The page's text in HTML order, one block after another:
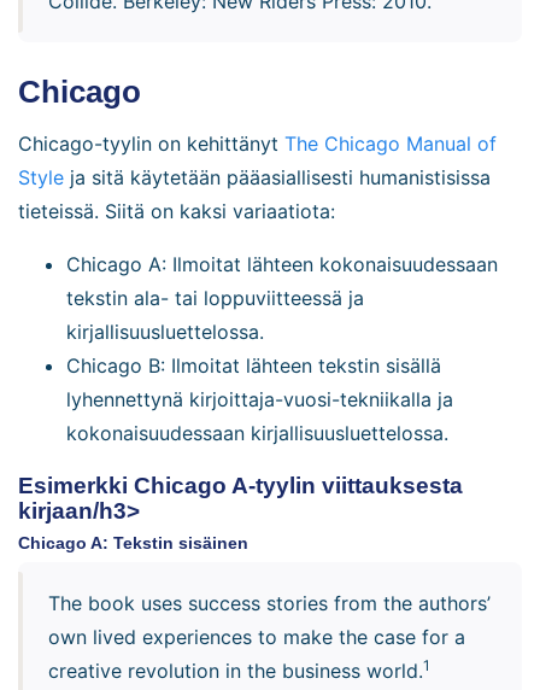
Chicago
Chicago-tyylin on kehittänyt The Chicago Manual of
Style ja sitä käytetään pääasiallisesti humanistisissa
tieteissä. Siitä on kaksi variaatiota:
Chicago A: Ilmoitat lähteen kokonaisuudessaan
tekstin ala- tai loppuviitteessä ja
kirjallisuusluettelossa.
Chicago B: Ilmoitat lähteen tekstin sisällä
lyhennettynä kirjoittaja-vuosi-tekniikalla ja
kokonaisuudessaan kirjallisuusluettelossa.
Esimerkki Chicago A-tyylin viittauksesta
kirjaan/h3>
Chicago A: Tekstin sisäinen
The book uses success stories from the authors’
own lived experiences to make the case for a
creative revolution in the business world.1